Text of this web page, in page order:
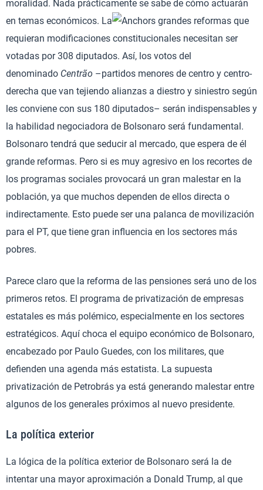
moralidad. Nada prácticamente se sabe de cómo actuarán
en temas económicos. La
s grandes reformas que
requieran modificaciones constitucionales necesitan ser
votadas por 308 diputados. Así, los votos del
denominado Centrão –partidos menores de centro y centro-
derecha que van tejiendo alianzas a diestro y siniestro según
les conviene con sus 180 diputados– serán indispensables y
la habilidad negociadora de Bolsonaro será fundamental.
Bolsonaro tendrá que seducir al mercado, que espera de él
grande reformas. Pero si es muy agresivo en los recortes de
los programas sociales provocará un gran malestar en la
población, ya que muchos dependen de ellos directa o
indirectamente. Esto puede ser una palanca de movilización
para el PT, que tiene gran influencia en los sectores más
pobres.
Parece claro que la reforma de las pensiones será uno de los
primeros retos. El programa de privatización de empresas
estatales es más polémico, especialmente en los sectores
estratégicos. Aquí choca el equipo económico de Bolsonaro,
encabezado por Paulo Guedes, con los militares, que
defienden una agenda más estatista. La supuesta
privatización de Petrobrás ya está generando malestar entre
algunos de los generales próximos al nuevo presidente.
La política exterior
La lógica de la política exterior de Bolsonaro será la de
intentar una mayor aproximación a Donald Trump, al que